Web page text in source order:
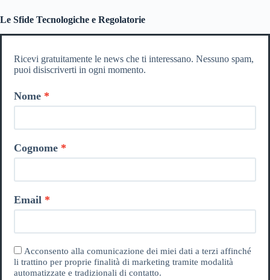
Le Sfide Tecnologiche e Regolatorie
Ricevi gratuitamente le news che ti interessano. Nessuno spam,
puoi disiscriverti in ogni momento.
Nome
Cognome
Email
Acconsento alla comunicazione dei miei dati a terzi affinché
li trattino per proprie finalità di marketing tramite modalità
automatizzate e tradizionali di contatto.